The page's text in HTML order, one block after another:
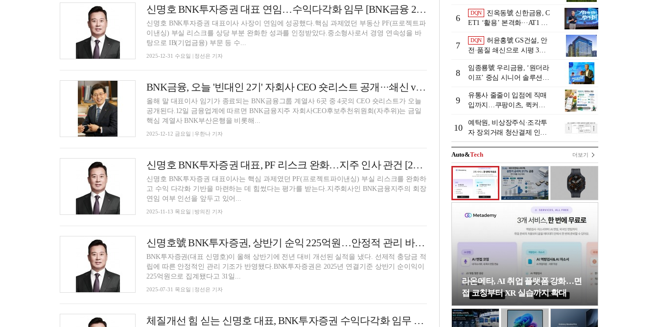
신명호 BNK투자증권 대표 연임…수익다각화 임무 [BNK금융 2026 자회사 CEO 인사]
신명호 BNK투자증권 대표이사 사장이 연임에 성공했다.핵심 과제였던 부동산 PF(프로젝트파
이낸싱) 부실 리스크를 상당 부분 완화한 성과를 인정받았다.중소형사로서 경영 연속성을 바
탕으로 IB(기업금융) 부문 등 수...
2025-12-31 수요일 | 정선은 기자
BNK금융, 오늘 '빈대인 2기' 자회사 CEO 숏리스트 공개···쇄신 vs 안정 '기로' [BNK금융 2026 자회사 CEO 인사]
올해 말 대표이사 임기가 종료되는 BNK금융그룹 계열사 6곳 중 4곳의 CEO 숏리스트가 오늘
공개된다.12일 금융업계에 따르면 BNK금융지주 자회사CEO후보추천위원회(자추위)는 금일
핵심 계열사 BNK부산은행을 비롯해...
2025-12-12 금요일 | 우한나 기자
신명호 BNK투자증권 대표, PF 리스크 완화…지주 인사 관건 [2025 CEO 인사 전망- BNK금융]
신명호 BNK투자증권 대표이사는 핵심 과제였던 PF(프로젝트파이낸싱) 부실 리스크를 완화하
고 수익 다각화 기반을 마련하는 데 힘썼다는 평가를 받는다.지주회사인 BNK금융지주의 회장
연임 여부 인선을 앞두고 있어...
2025-11-13 목요일 | 방의진 기자
신명호號 BNK투자증권, 상반기 순익 225억원…안정적 관리 바탕 전년비 213%↑ [금융사 2025 상반기 실적]
BNK투자증권(대표 신명호)이 올해 상반기에 전년 대비 개선된 실적을 냈다. 선제적 충당금 적
립에 따른 안정적인 관리 기조가 반영됐다.BNK투자증권은 2025년 연결기준 상반기 순이익이
225억원으로 집계됐다고 31일...
2025-07-31 목요일 | 정선은 기자
체질개선 힘 싣는 신명호 대표, BNK투자증권 수익다각화 임무 [새 바람 1년, 증권사 CEO 평가 (10) 끝]
6
DQN
진옥동號 신한금융, C
ET1 ‘활용’ 본격화···AT1 늘
view]
7
DQN
허윤홍號 GS건설, 안
전·품질 쇄신으로 시평 3위
8
임종룡號 우리금융, ‘원더라
이프’ 중심 시니어 솔루션
[금융 시니어 비즈니스 돋보
기]
9
유통사 줄줄이 입점에 직매
입까지…쿠팡이츠, 퀵커머
10
예탁원, 비상장주식·조각투
자 장외거래 청산결제 인프
라 구축 착수
Auto&Tech 더보기
라온메타, AI 취업 플랫폼 강화…면
접 코칭부터 XR 실습까지 확대